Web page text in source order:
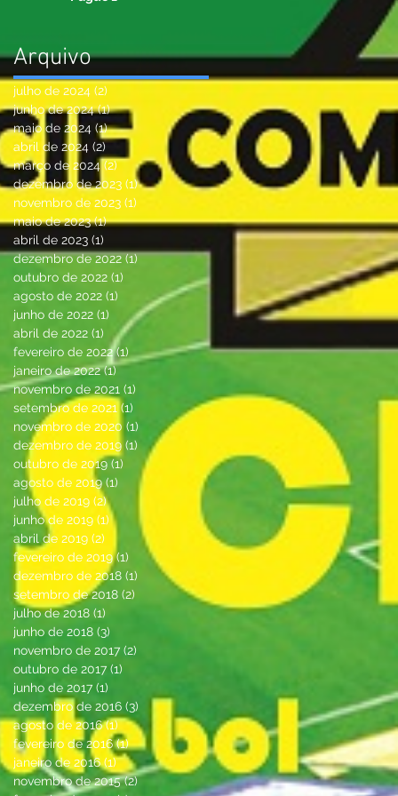
Arquivo
julho de 2024 (2)
junho de 2024 (1)1 post
maio de 2024 (1)1 post
abril de 2024 (2)2 posts
março de 2024 (2)2 posts
dezembro de 2023 (1)1 post
novembro de 2023 (1)
maio de 2023 (1)1 post
abril de 2023 (1)
dezembro de 2022 (1)1 post
outubro de 2022 (1)
agosto de 2022 (1)
junho de 2022 (1) 1 post
abril de 2022 (1) 1 post
fevereiro de 2022 (1) 1 post
janeiro de 2022 (1)1 post
novembro de 2021 (1)
setembro de 2021 (1)
novembro de 2020 (1) 1 post
dezembro de 2019 (1) 1 post
outubro de 2019 (1) 1 post
agosto de 2019 (1) 1 post
julho de 2019 (2)2 posts
junho de 2019 (1)1 post
abril de 2019 (2) 2 posts
fevereiro de 2019 (1) 1 post
dezembro de 2018 (1) 1 post
setembro de 2018 (2)
julho de 2018 (1)
junho de 2018 (3)
novembro de 2017 (2)
outubro de 2017 (1)
junho de 2017 (1)
dezembro de 2016 (3) 3 posts
agosto de 2016 (1)1 post
fevereiro de 2016 (1)1 post
janeiro de 2016 (1)1 post
novembro de 2015 (2)2 posts